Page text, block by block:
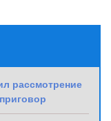
рассмотрение